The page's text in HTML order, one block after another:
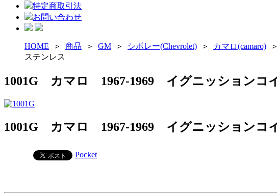
特定商取引法
お問い合わせ
HOME ＞ 商品 ＞ GM ＞ シボレー(Chevrolet) ＞ カマロ(camaro)
ステンレス
1001G カマロ 1967-1969 イグニッションコ
1001G カマロ 1967-1969 イグニッションコ
Pocket